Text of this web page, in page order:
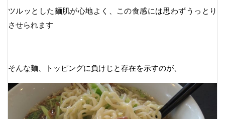
ツルッとした麺肌が心地よく、この食感には思わずうっとり
させられます
そんな麺、トッピングに負けじと存在を示すのが、